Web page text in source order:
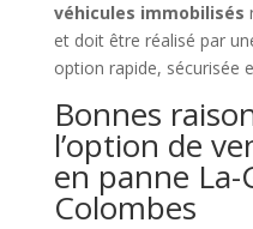
véhicules immobilisés
et doit être réalisé par
option rapide, sécurisée
Bonnes
l’option de
en panne La-
Colombes